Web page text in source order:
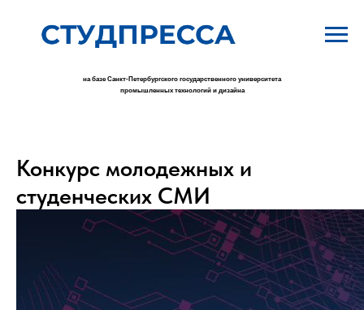
на базе Санкт-Петербургского государственного университета
промышленных технологий и дизайна
Конкурс молодежных и
студенческих СМИ